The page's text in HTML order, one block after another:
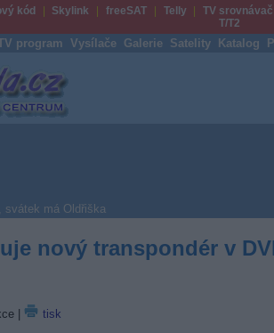
kód Skylink freeSAT Telly
TV srovnávač
T/T2
program Vysílače Galerie Satelity Katalog
svátek má Oldřiška
nový transpondér v
| tisk